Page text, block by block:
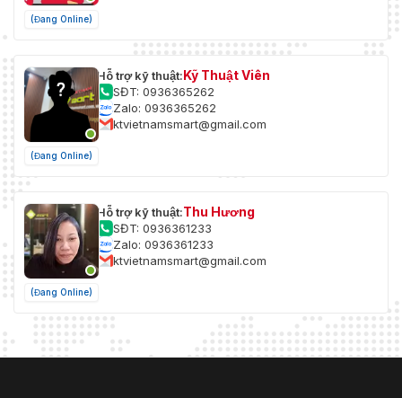
WDR
trắng
natri; ánh sáng tự nhiên; đèn
đường
Kiểm soát
Phát hiện
chuyển
Đúng
(Đang Online)
(Đang Online)
Hỗ trợ kỹ thuật:Kỹ Thuật Viên
SĐT: 0936365262
Zalo: 0936365262
ktvietnamsmart@gmail.com
(Đang Online)
Hỗ trợ kỹ thuật:Thu Hương
SĐT: 0936361233
Zalo: 0936361233
ktvietnamsmart@gmail.com